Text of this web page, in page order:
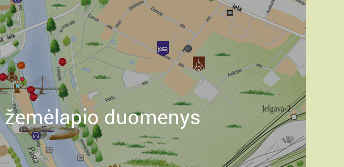
duomenys